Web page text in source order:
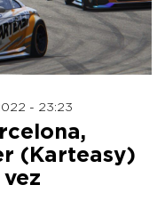
- 23:23
(Karteasy)